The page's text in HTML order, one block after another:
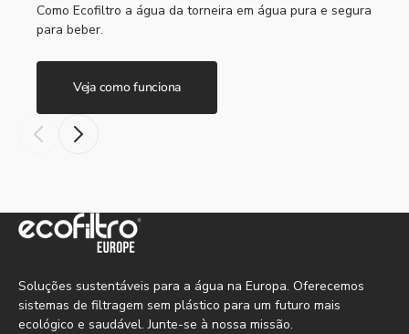
Como Ecofiltro a água da torneira em água pura e segura
para beber.
Veja como funciona
Soluções sustentáveis para a água na Europa. Oferecemos
sistemas de filtragem sem plástico para um futuro mais
ecológico e saudável. Junte-se à nossa missão.